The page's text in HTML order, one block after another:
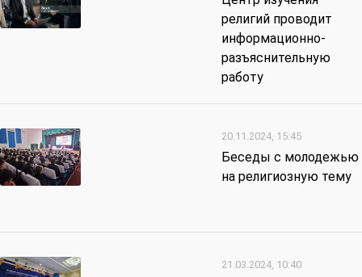
религий проводит
информационно-
разъяснительную
работу
20.11.2024, 15:45
Беседы с молодежью
на религиозную тему
21.03.2024, 10:40